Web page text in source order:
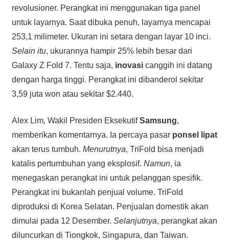
revolusioner. Perangkat ini menggunakan tiga panel
untuk layarnya. Saat dibuka penuh, layarnya mencapai
253,1 milimeter. Ukuran ini setara dengan layar 10 inci.
Selain itu, ukurannya hampir 25% lebih besar dari
Galaxy Z Fold 7. Tentu saja, inovasicanggih ini datang
dengan harga tinggi. Perangkat ini dibanderol sekitar
3,59 juta won atau sekitar $2.440.
Alex Lim, Wakil Presiden EksekutifSamsung,
memberikan komentarnya. Ia percaya pasar ponsel lipat
akan terus tumbuh. Menurutnya, TriFold bisa menjadi
katalis pertumbuhan yang eksplosif. Namun, ia
menegaskan perangkat ini untuk pelanggan spesifik.
Perangkat ini bukanlah penjual volume. TriFold
diproduksi di Korea Selatan. Penjualan domestik akan
dimulai pada 12 Desember. Selanjutnya, perangkat akan
diluncurkan di Tiongkok, Singapura, dan Taiwan.